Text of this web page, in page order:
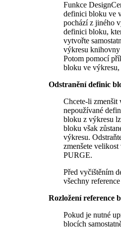
Funkce
definici bloku ve
pochází z jiného
definici bloku,
vytvořte
výkresu
Potom pomocí
bloku ve
Odstranění definic
Chcete-li zmenšit
nepoužívané
bloku z výkresu
bloku však
výkresu.
zmenšete
PURGE.
Před vyčištěním
všechny
Rozložení reference
Pokud je nutné
blocích